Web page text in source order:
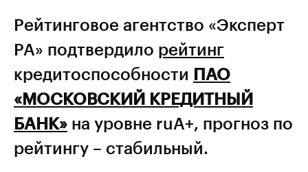
Рейтинговое агентство «Эксперт
РА» подтвердило рейтинг
кредитоспособности ПАО
«МОСКОВСКИЙ КРЕДИТНЫЙ
БАНК» на уровне ruA+, прогноз по
рейтингу – стабильный.